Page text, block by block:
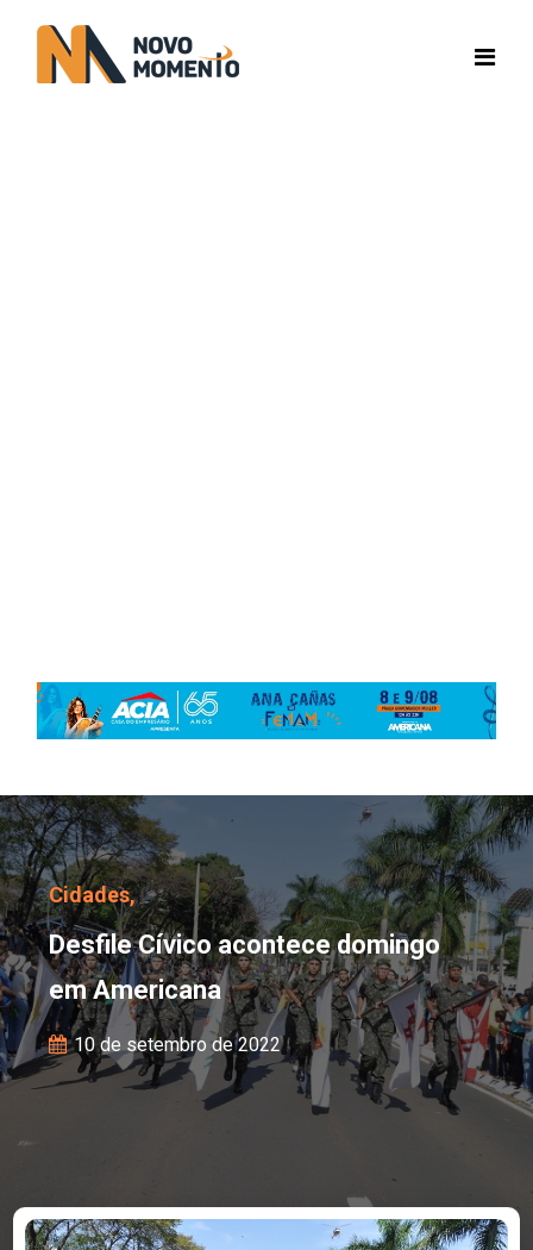
Desfile Cívico
Cidades,
Desfile Cívico acontece domingo
em Americana
10 de setembro de 2022